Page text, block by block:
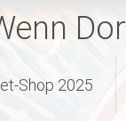
Shop 2025